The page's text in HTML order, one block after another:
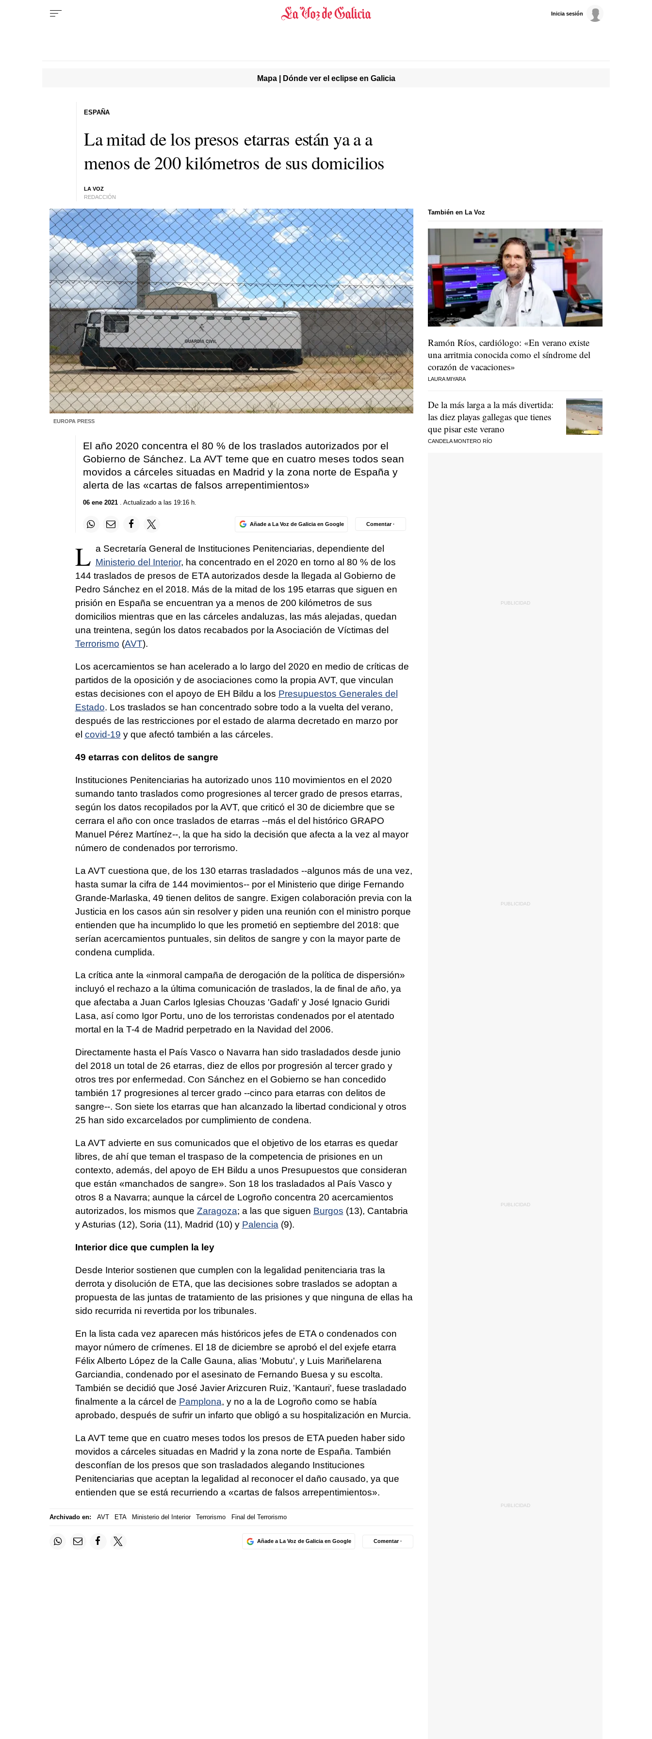
Inicia sesión
Mapa | Dónde ver el eclipse en Galicia
La mitad de los presos etarras están ya a a
menos de 200 kilómetros de sus domicilios
LA VOZ
REDACCIÓN
ESPAÑA
EUROPA PRESS
El año 2020 concentra el 80 % de los traslados autorizados por el
Gobierno de Sánchez. La AVT teme que en cuatro meses todos sean
movidos a cárceles situadas en Madrid y la zona norte de España y
alerta de las «cartas de falsos arrepentimientos»
06 ene 2021. Actualizado a las 19:16 h.
Añade a La Voz de Galicia en Google Comentar ·
L a Secretaría General de Instituciones Penitenciarias, dependiente del
Ministerio del Interior, ha concentrado en el 2020 en torno al 80 % de los
144 traslados de presos de ETA autorizados desde la llegada al Gobierno de
Pedro Sánchez en el 2018. Más de la mitad de los 195 etarras que siguen en
prisión en España se encuentran ya a menos de 200 kilómetros de sus
domicilios mientras que en las cárceles andaluzas, las más alejadas, quedan
una treintena, según los datos recabados por la Asociación de Víctimas del
Terrorismo (AVT).
Los acercamientos se han acelerado a lo largo del 2020 en medio de críticas de
partidos de la oposición y de asociaciones como la propia AVT, que vinculan
estas decisiones con el apoyo de EH Bildu a los Presupuestos Generales del
Estado. Los traslados se han concentrado sobre todo a la vuelta del verano,
después de las restricciones por el estado de alarma decretado en marzo por
el covid-19 y que afectó también a las cárceles.
49 etarras con delitos de sangre
Instituciones Penitenciarias ha autorizado unos 110 movimientos en el 2020
sumando tanto traslados como progresiones al tercer grado de presos etarras,
según los datos recopilados por la AVT, que criticó el 30 de diciembre que se
cerrara el año con once traslados de etarras --más el del histórico GRAPO
Manuel Pérez Martínez--, la que ha sido la decisión que afecta a la vez al mayor
número de condenados por terrorismo.
La AVT cuestiona que, de los 130 etarras trasladados --algunos más de una vez,
hasta sumar la cifra de 144 movimientos-- por el Ministerio que dirige Fernando
Grande-Marlaska, 49 tienen delitos de sangre. Exigen colaboración previa con la
Justicia en los casos aún sin resolver y piden una reunión con el ministro porque
entienden que ha incumplido lo que les prometió en septiembre del 2018: que
serían acercamientos puntuales, sin delitos de sangre y con la mayor parte de
condena cumplida.
La crítica ante la «inmoral campaña de derogación de la política de dispersión»
incluyó el rechazo a la última comunicación de traslados, la de final de año, ya
que afectaba a Juan Carlos Iglesias Chouzas 'Gadafi' y José Ignacio Guridi
Lasa, así como Igor Portu, uno de los terroristas condenados por el atentado
mortal en la T-4 de Madrid perpetrado en la Navidad del 2006.
Directamente hasta el País Vasco o Navarra han sido trasladados desde junio
del 2018 un total de 26 etarras, diez de ellos por progresión al tercer grado y
otros tres por enfermedad. Con Sánchez en el Gobierno se han concedido
también 17 progresiones al tercer grado --cinco para etarras con delitos de
sangre--. Son siete los etarras que han alcanzado la libertad condicional y otros
25 han sido excarcelados por cumplimiento de condena.
La AVT advierte en sus comunicados que el objetivo de los etarras es quedar
libres, de ahí que teman el traspaso de la competencia de prisiones en un
contexto, además, del apoyo de EH Bildu a unos Presupuestos que consideran
que están «manchados de sangre». Son 18 los trasladados al País Vasco y
otros 8 a Navarra; aunque la cárcel de Logroño concentra 20 acercamientos
autorizados, los mismos que Zaragoza; a las que siguen Burgos (13), Cantabria
y Asturias (12), Soria (11), Madrid (10) y Palencia (9).
Interior dice que cumplen la ley
Desde Interior sostienen que cumplen con la legalidad penitenciaria tras la
derrota y disolución de ETA, que las decisiones sobre traslados se adoptan a
propuesta de las juntas de tratamiento de las prisiones y que ninguna de ellas ha
sido recurrida ni revertida por los tribunales.
En la lista cada vez aparecen más históricos jefes de ETA o condenados con
mayor número de crímenes. El 18 de diciembre se aprobó el del exjefe etarra
Félix Alberto López de la Calle Gauna, alias 'Mobutu', y Luis Mariñelarena
Garciandia, condenado por el asesinato de Fernando Buesa y su escolta.
También se decidió que José Javier Arizcuren Ruiz, 'Kantauri', fuese trasladado
finalmente a la cárcel de Pamplona, y no a la de Logroño como se había
aprobado, después de sufrir un infarto que obligó a su hospitalización en Murcia.
La AVT teme que en cuatro meses todos los presos de ETA pueden haber sido
movidos a cárceles situadas en Madrid y la zona norte de España. También
desconfían de los presos que son trasladados alegando Instituciones
Penitenciarias que aceptan la legalidad al reconocer el daño causado, ya que
entienden que se está recurriendo a «cartas de falsos arrepentimientos».
Archivado en: AVT ETA Ministerio del Interior Terrorismo Final del Terrorismo
Añade a La Voz de Galicia en Google Comentar ·
También en La Voz
Ramón Ríos, cardiólogo: «En verano existe
una arritmia conocida como el síndrome del
corazón de vacaciones»
LAURA MIYARA
De la más larga a la más divertida:
las diez playas gallegas que tienes
que pisar este verano
CANDELA MONTERO RÍO